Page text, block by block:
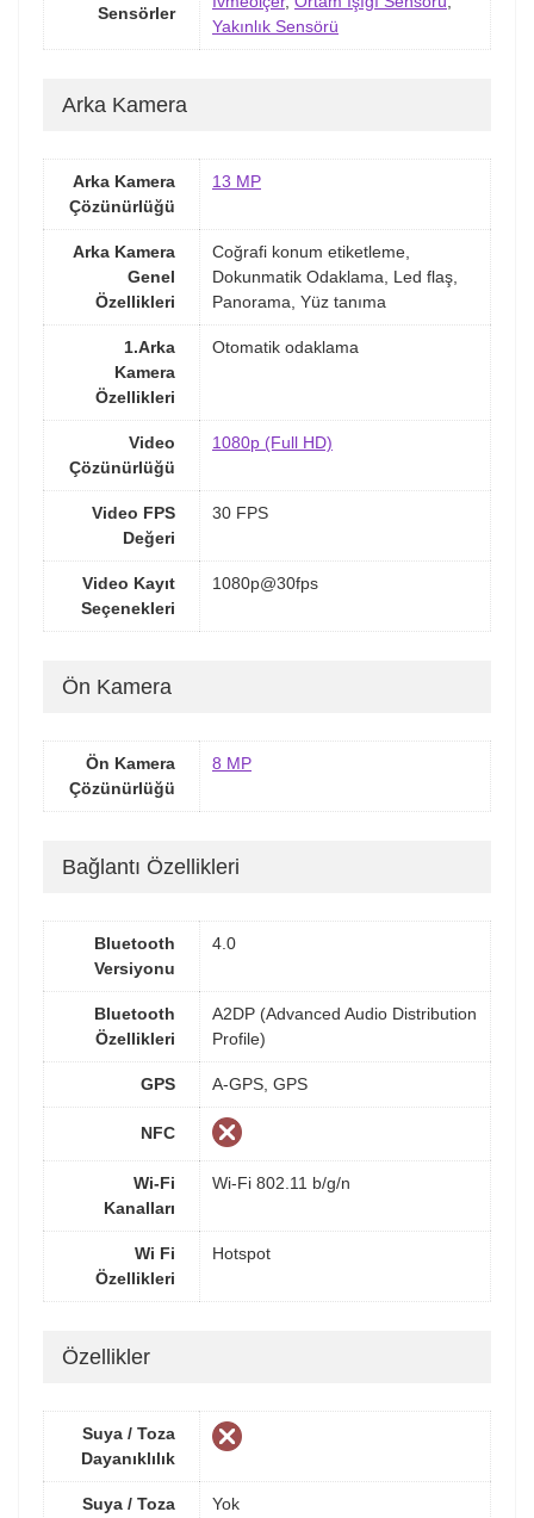
Sensörler
Yakınlık Sensörü
Arka Kamera
Arka Kamera
Çözünürlüğü
13 MP
Arka Kamera
Genel
Özellikleri
Coğrafi konum etiketleme,
Dokunmatik Odaklama, Led flaş,
Panorama, Yüz tanıma
1.Arka
Kamera
Özellikleri
Otomatik odaklama
Video
Çözünürlüğü
1080p (Full HD)
Video FPS
Değeri
30 FPS
Video Kayıt
Seçenekleri
1080p@30fps
Ön Kamera
Ön Kamera
Çözünürlüğü
8 MP
Bağlantı Özellikleri
Bluetooth
Versiyonu
4.0
Bluetooth
Özellikleri
A2DP (Advanced Audio Distribution
Profile)
GPS A-GPS, GPS
NFC
Wi-Fi
Kanalları
Wi-Fi 802.11 b/g/n
Wi Fi
Özellikleri
Hotspot
Özellikler
Suya / Toza
Dayanıklılık
Suya / Toza
Yok